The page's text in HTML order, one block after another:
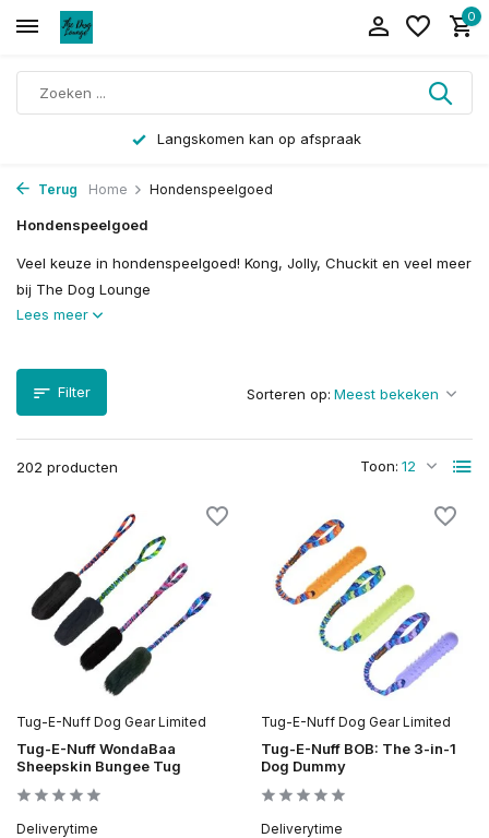
0
Langskomen kan op afspraak
Terug Home Hondenspeelgoed
Hondenspeelgoed
Veel keuze in hondenspeelgoed! Kong, Jolly, Chuckit en veel meer
bij The Dog Lounge
Lees meer
Filter
202 producten Toon:
Sorteren op:
Tug-E-Nuff Dog Gear Limited
Tug-E-Nuff WondaBaa
Sheepskin Bungee Tug
Deliverytime
Tug-E-Nuff Dog Gear Limited
Tug-E-Nuff BOB: The 3-in-1
Dog Dummy
Deliverytime